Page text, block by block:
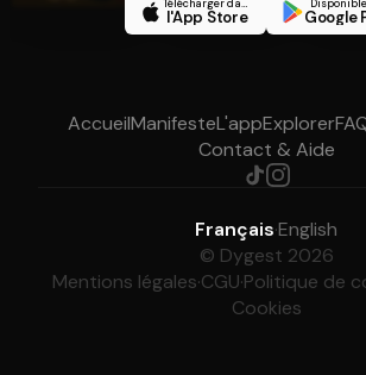
Télécharger dans
l'App Store Google
AccueilManifesteL'appExplorer
Contact & Aide
Français·English
© Dygest 2026
Mentions légales·CGU·Politique de
Cookies